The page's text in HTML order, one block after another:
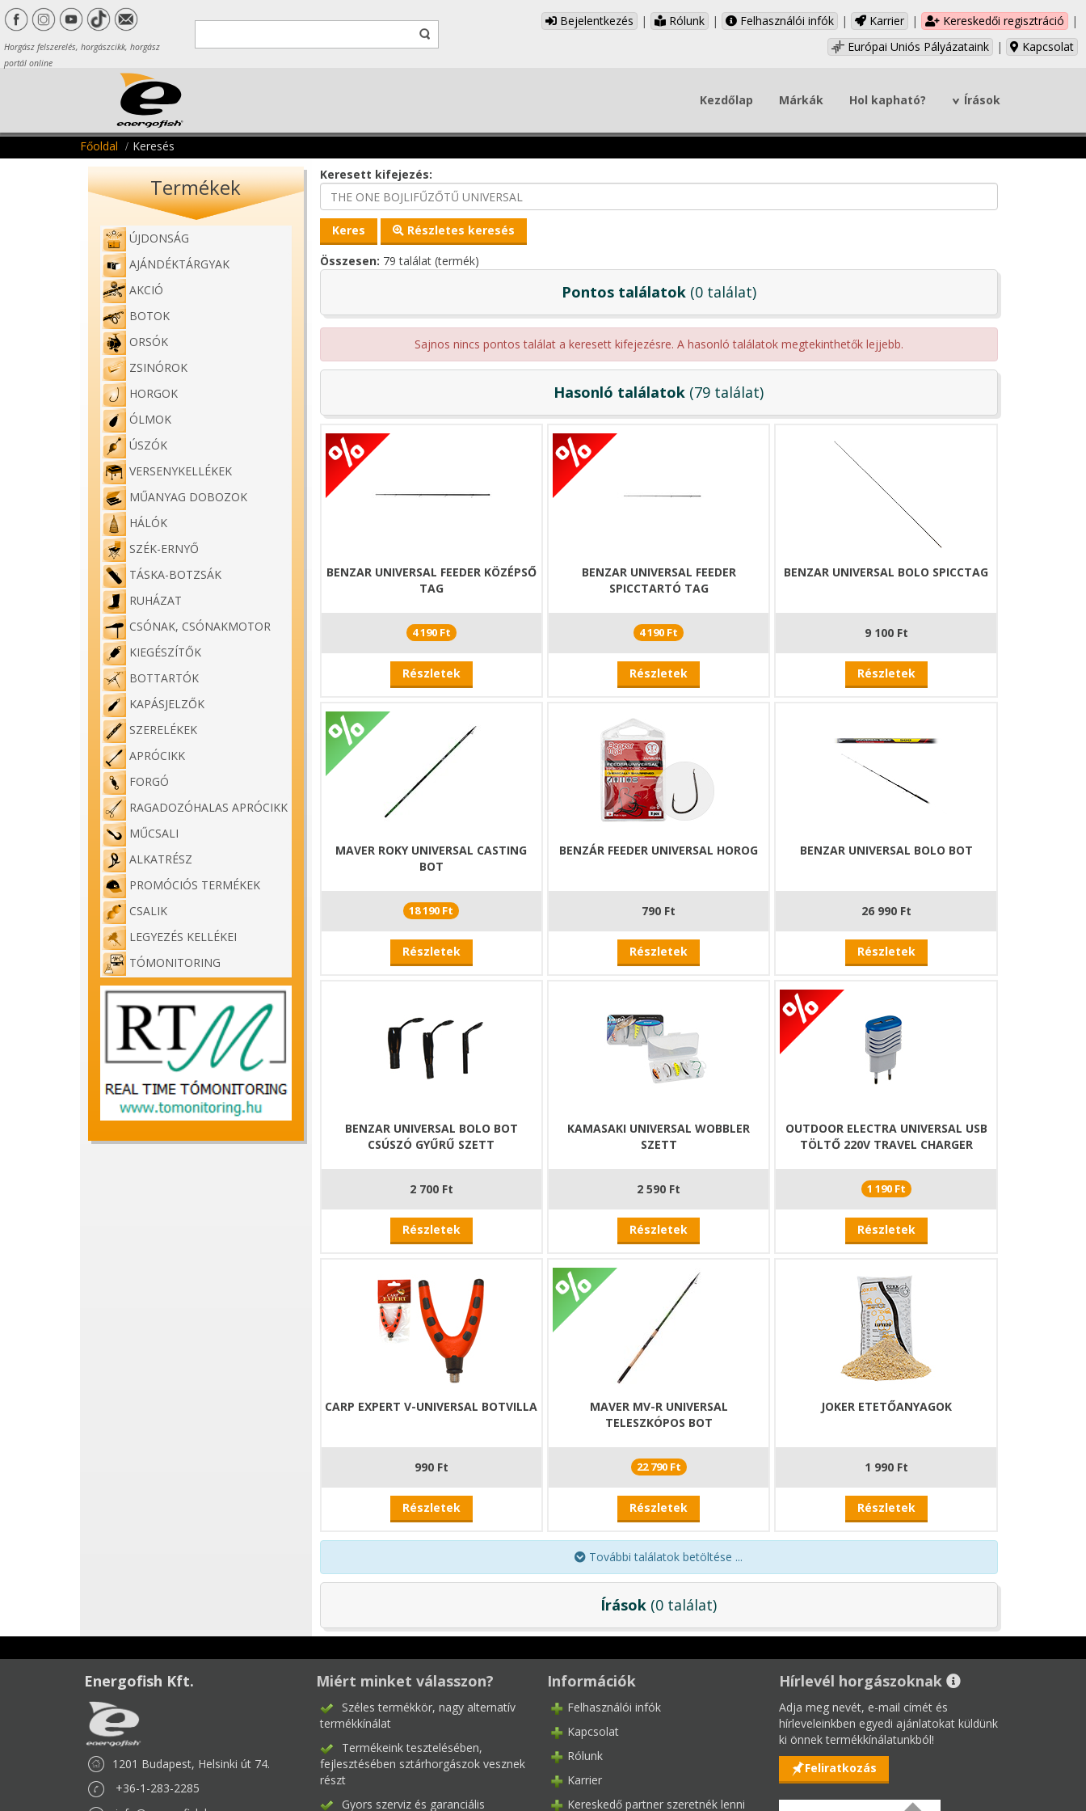
Horgász felszerelés, horgászcikk, horgász
portál online
Bejelentkezés | Rólunk | Felhasználói infók | Karrier | Kereskedői regisztráció
|
Európai Uniós Pályázataink
| Kapcsolat
Kezdőlap Márkák Hol kapható? Írások
Főoldal Keresés
Termékek
ÚJDONSÁG
AJÁNDÉKTÁRGYAK
AKCIÓ
BOTOK
ORSÓK
ZSINÓROK
HORGOK
ÓLMOK
ÚSZÓK
VERSENYKELLÉKEK
MŰANYAG DOBOZOK
HÁLÓK
SZÉK-ERNYŐ
TÁSKA-BOTZSÁK
RUHÁZAT
CSÓNAK, CSÓNAKMOTOR
KIEGÉSZÍTŐK
BOTTARTÓK
KAPÁSJELZŐK
SZERELÉKEK
APRÓCIKK
FORGÓ
RAGADOZÓHALAS APRÓCIKK
MŰCSALI
ALKATRÉSZ
PROMÓCIÓS TERMÉKEK
CSALIK
LEGYEZÉS KELLÉKEI
TÓMONITORING
Keresett kifejezés:
Részletes keresés
Összesen: 79 találat (termék)
Pontos találatok(0 találat)
Sajnos nincs pontos találat a keresett kifejezésre. A hasonló találatok megtekinthetők lejjebb.
Hasonló találatok (79 találat)
BENZAR UNIVERSAL FEEDER KÖZÉPSŐ
TAG
4 190 Ft
Részletek
BENZAR UNIVERSAL FEEDER
SPICCTARTÓ TAG
4 190 Ft
Részletek
BENZAR UNIVERSAL BOLO SPICCTAG
9 100 Ft
Részletek
MAVER ROKY UNIVERSAL CASTING
BOT
18 190 Ft
Részletek
BENZÁR FEEDER UNIVERSAL HOROG
790 Ft
Részletek
BENZAR UNIVERSAL BOLO BOT
26 990 Ft
Részletek
BENZAR UNIVERSAL BOLO BOT
CSÚSZÓ GYŰRŰ SZETT
2 700 Ft
Részletek
KAMASAKI UNIVERSAL WOBBLER
SZETT
2 590 Ft
Részletek
OUTDOOR ELECTRA UNIVERSAL USB
TÖLTŐ 220V TRAVEL CHARGER
1 190 Ft
Részletek
CARP EXPERT V-UNIVERSAL BOTVILLA
990 Ft
Részletek
MAVER MV-R UNIVERSAL
TELESZKÓPOS BOT
22 790 Ft
Részletek
JOKER ETETŐANYAGOK
1 990 Ft
Részletek
További találatok betöltése ...
Írások (0 találat)
Energofish Kft.
1201 Budapest, Helsinki út 74.
+36-1-283-2285
Miért minket válasszon?
Széles termékkör, nagy alternatív
termékkínálat
Termékeink tesztelésében,
fejlesztésében sztárhorgászok vesznek
részt
Gyors szerviz és garanciális
Információk
Felhasználói infók
Kapcsolat
Rólunk
Karrier
Kereskedő partner szeretnék lenni
Hírlevél horgászoknak
Adja meg nevét, e-mail címét és
hírleveleinkben egyedi ajánlatokat küldünk
ki önnek termékkínálatunkból!
Feliratkozás